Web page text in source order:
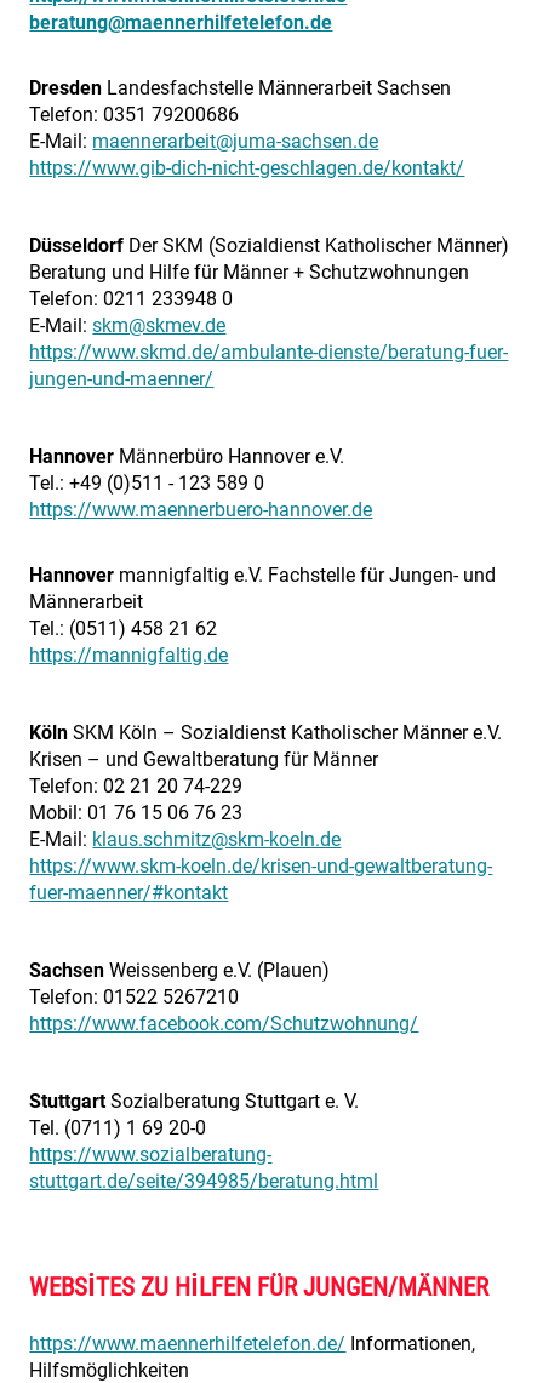
beratung@maennerhilfetelefon.de
Dresden Landesfachstelle Männerarbeit Sachsen
Telefon: 0351 79200686
E-Mail: maennerarbeit@juma-sachsen.de
https://www.gib-dich-nicht-geschlagen.de/kontakt/
Düsseldorf Der SKM (Sozialdienst Katholischer Männer)
Beratung und Hilfe für Männer + Schutzwohnungen
Telefon: 0211 233948 0
E-Mail:skm@skmev.de
https://www.skmd.de/ambulante-dienste/beratung-fuer-
jungen-und-maenner/
Hannover Männerbüro Hannover e.V.
Tel.: +49 (0)511 - 123 589 0
https://www.maennerbuero-hannover.de
Hannover mannigfaltig e.V. Fachstelle für Jungen- und
Männerarbeit
Tel.: (0511) 458 21 62
https://mannigfaltig.de
Köln SKM Köln – Sozialdienst Katholischer Männer e.V.
Krisen – und Gewaltberatung für Männer
Telefon: 02 21 20 74-229
Mobil: 01 76 15 06 76 23
E-Mail: klaus.schmitz@skm-koeln.de
https://www.skm-koeln.de/krisen-und-gewaltberatung-
fuer-maenner/#kontakt
Sachsen Weissenberg e.V. (Plauen)
Telefon: 01522 5267210
https://www.facebook.com/Schutzwohnung/
StuttgartSozialberatung Stuttgart e. V.
Tel. (0711) 1 69 20-0
https://www.sozialberatung-
stuttgart.de/seite/394985/beratung.html
WEBSITES ZU HILFEN FÜR JUNGEN/MÄNNER
https://www.maennerhilfetelefon.de/ Informationen,
Hilfsmöglichkeiten